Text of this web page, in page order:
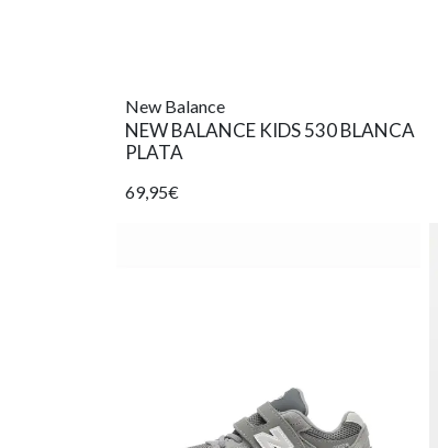
New Balance
NEW BALANCE KIDS 530 BLANCA
PLATA
69,95€